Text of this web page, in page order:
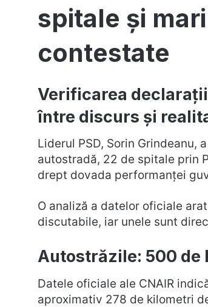
spitale și
contestate
Verificarea
între discurs și
Liderul PSD, Sorin
autostradă, 22 de spitale prin
drept dovada performanței
O analiză a datelor oficiale
discutabile, iar unele sunt
Autostrăzile: 500 de
Datele oficiale ale CNAIR
aproximativ 278 de kilometri